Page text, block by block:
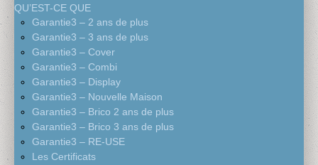
QU’EST-CE QUE
Garantie3 – 2 ans de plus
Garantie3 – 3 ans de plus
Garantie3 – Cover
Garantie3 – Combi
Garantie3 – Display
Garantie3 – Nouvelle Maison
Garantie3 – Brico 2 ans de plus
Garantie3 – Brico 3 ans de plus
Garantie3 – RE-USE
Les Certificats